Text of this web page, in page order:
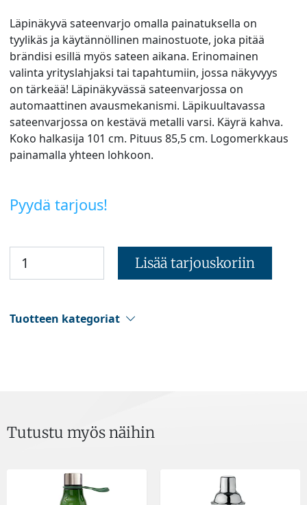
Läpinäkyvä sateenvarjo omalla painatuksella on
tyylikäs ja käytännöllinen mainostuote, joka pitää
brändisi esillä myös sateen aikana. Erinomainen
valinta yrityslahjaksi tai tapahtumiin, jossa näkyvyys
on tärkeää! Läpinäkyvässä sateenvarjossa on
automaattinen avausmekanismi. Läpikuultavassa
sateenvarjossa on kestävä metalli varsi. Käyrä kahva.
Koko halkasija 101 cm. Pituus 85,5 cm. Logomerkkaus
painamalla yhteen lohkoon.
Pyydä tarjous!
Lisää tarjouskoriin
Tuotteen kategoriat
Tutustu myös näihin